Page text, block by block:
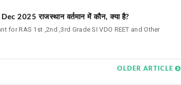
2025 राजस्थान वर्तमान में कौन, क्या है?
for RAS 1st ,2nd ,3rd Grade SI VDO REET and Other
OLDER ARTICLE